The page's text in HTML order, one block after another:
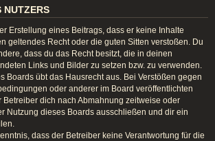
NUTZERS
Erstellung eines Beitrags, dass er keine Inhalte
geltendes Recht oder die guten Sitten verstoßen. Du
dass du das Recht besitzt, die in deinen
Links und Bilder zu setzen bzw. zu verwenden.
Boards übt das Hausrecht aus. Bei Verstößen gegen
oder anderer im Board veröffentlichten
Betreiber dich nach Abmahnung zeitweise oder
Nutzung dieses Boards ausschließen und dir ein
dass der Betreiber keine Verantwortung für die